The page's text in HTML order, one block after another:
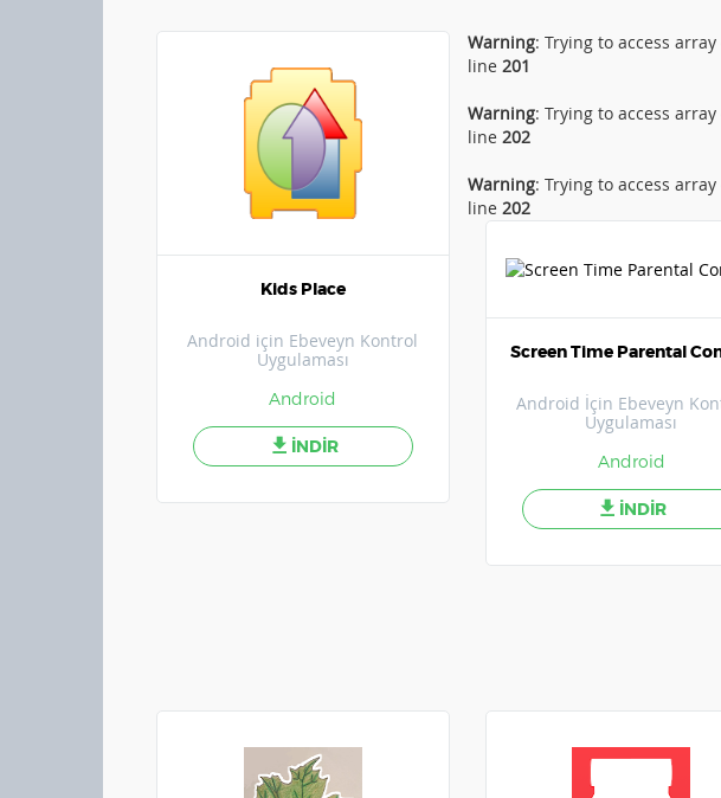
Kids Place
Android için Ebeveyn Kontrol
Uygulaması
Android
İNDİR
Warning: Trying to access
line 201
Warning: Trying to access
line 202
Warning: Trying to access
line 202
Screen Time Parental
Android İçin Ebeveyn
Uygulaması
Android
İNDİR